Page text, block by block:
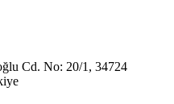
Cd. No: 20/1, 34724